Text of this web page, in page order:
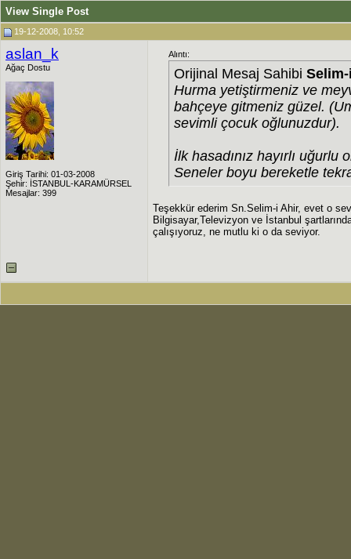
View Single Post
19-12-2008, 10:52
aslan_k
Ağaç Dostu
Giriş Tarihi: 01-03-2008
Şehir: İSTANBUL-KARAMÜRSEL
Mesajlar: 399
Alıntı:
Orijinal Mesaj Sahibi
Hurma yetiştirmeniz ve
bahçeye gitmeniz güzel.
sevimli çocuk oğlunuzdur).
İlk hasadınız hayırlı uğurlu
Seneler boyu bereketle
Teşekkür ederim Sn.Selim-i Ahir, evet o
Bilgisayar,Televizyon ve İstanbul
çalışıyoruz, ne mutlu ki o da seviyor.